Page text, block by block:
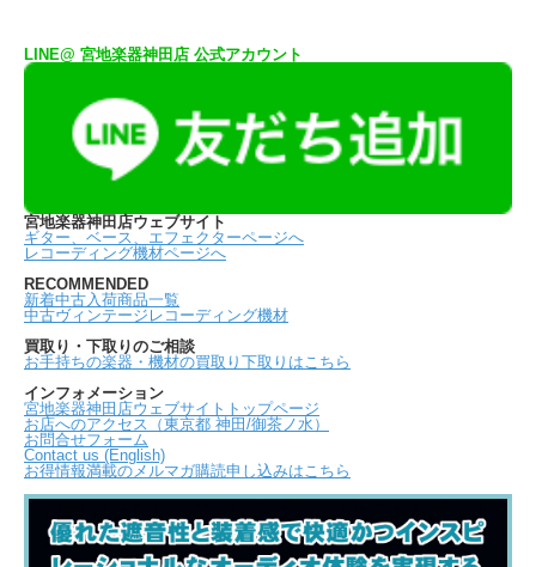
LINE@ 宮地楽器神田店 公式アカウント
宮地楽器神田店ウェブサイト
ギター、ベース、エフェクターページへ
レコーディング機材ページへ
RECOMMENDED
新着中古入荷商品一覧
中古ヴィンテージレコーディング機材
買取り・下取りのご相談
お手持ちの楽器・機材の買取り下取りはこちら
インフォメーション
宮地楽器神田店ウェブサイトトップページ
お店へのアクセス（東京都 神田/御茶ノ水）
お問合せフォーム
Contact us (English)
お得情報満載のメルマガ購読申し込みはこちら